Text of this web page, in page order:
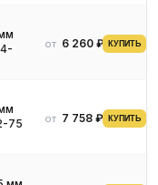
от 6 260 ₽ КУПИТЬ
75
от 7 758 ₽ КУПИТЬ